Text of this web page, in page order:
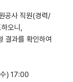
공사 직원(경력/
오니,
결과를 확인하여
) 17:00